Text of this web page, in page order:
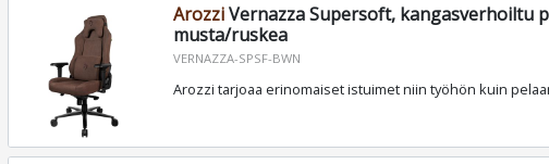
ArozziVernazza Supersoft, kangasverhoiltu
musta/ruskea
VERNAZZA-SPSF-BWN
Arozzi tarjoaa erinomaiset istuimet niin työhön kuin